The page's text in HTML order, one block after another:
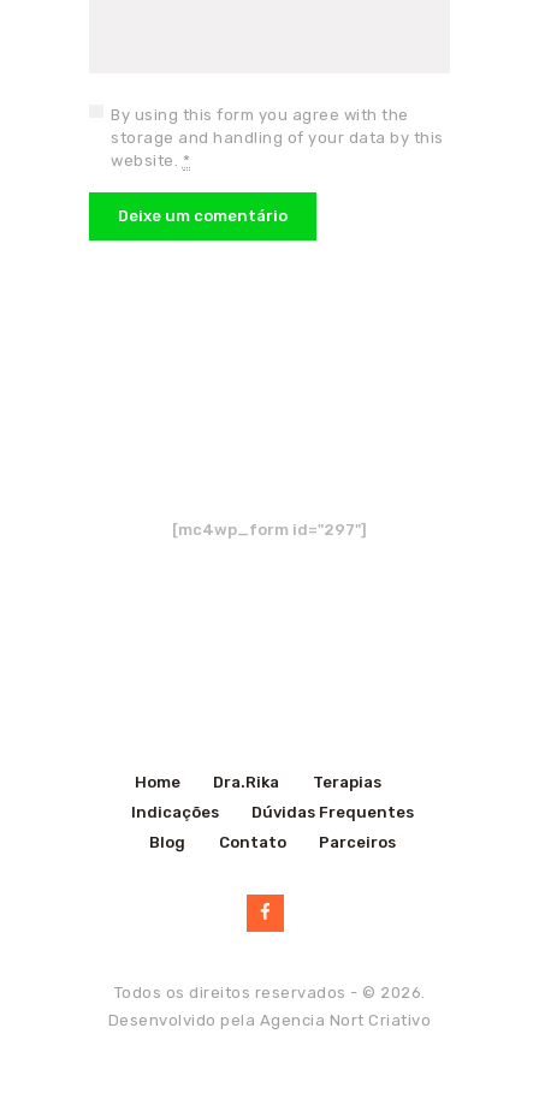
By using this form you agree with the
storage and handling of your data by this
website. *
[mc4wp_form id="297"]
Home Dra.Rika
Terapias
Indicações
Dúvidas Frequentes
Blog
Contato Parceiros
Todos os direitos reservados - © 2026.
Desenvolvido pela Agencia Nort Criativo